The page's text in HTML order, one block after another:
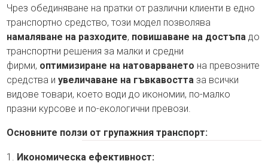
Чрез обединяване на пратки от различни клиенти в едно
транспортно средство, този модел позволява
намаляване на разходите, повишаване на достъпа до
транспортни решения за малки и средни
фирми, оптимизиране на натоварването на превозните
средства иувеличаване на гъвкавостта за всички
видове товари, което води до икономии, по-малко
празни курсове и по-екологични превози.
Основните ползи от групажния транспорт:
Икономическа ефективност: